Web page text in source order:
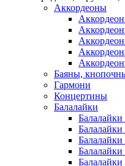
Аккордеоны
Баяны,
Гармони
Концертины
Балалайки
Балалайки
Балалайки
Балалайки
Балалайки